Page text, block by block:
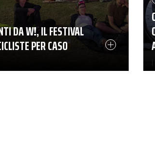
DA W!, IL FESTIVAL
PER CASO